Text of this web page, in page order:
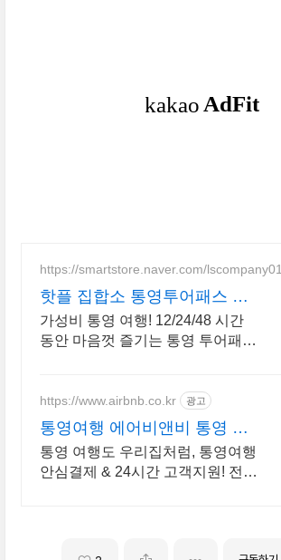
https://smartstore.naver.com/lscompany01
핫플 집합소 통영투어패스 통
영 여행지도 제공
가성비 통영 여행! 12/24/48 시간
동안 마음껏 즐기는 통영 투어패
https://www.airbnb.co.kr 광고
통영여행 에어비앤비 통영 인
기숙소 둘러보기
통영 여행도 우리집처럼, 통영여행
안심결제 & 24시간 고객지원! 전용